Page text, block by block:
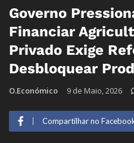
Governo
Financiar
Privado Exige
Desbloquear
O.Económico 9 de Maio, 2026
Compartilhar no